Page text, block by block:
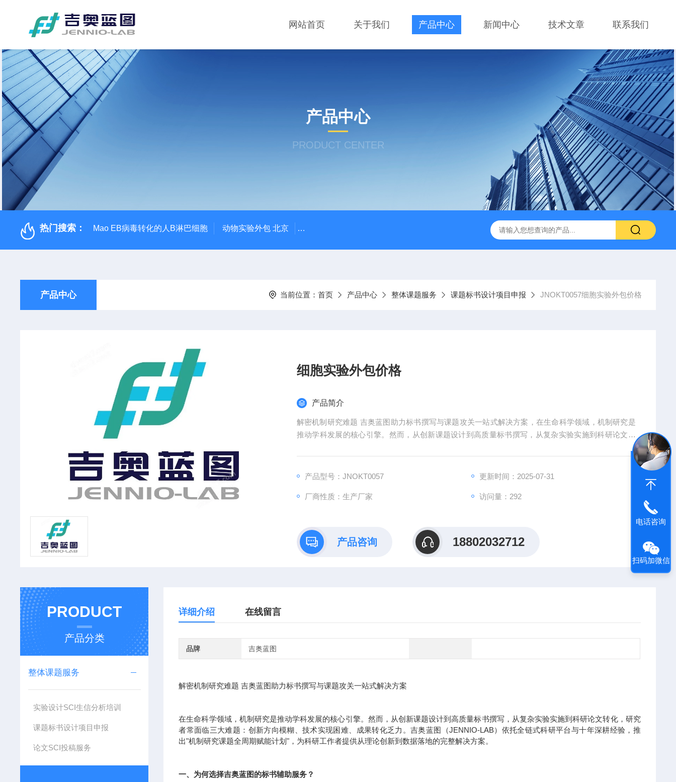
网站首页 关于我们 产品中心 新闻中心 技术文章 联系我们
产品中心
PRODUCT CENTER
热门搜索： Mao EB病毒转化的人B淋巴细胞 动物实验外包 北京 人源肿瘤细胞异种移植（CDX）小鼠模型 人源肿瘤组织异种移植（PDX）小鼠模型 流式实验外包
产品中心 当前位置： 首页 产品中心 整体课题服务 课题标书设计项目申报 JNOKT0057细胞实验外包价格
细胞实验外包价格
产品简介
解密机制研究难题 吉奥蓝图助力标书撰写与课题攻关一站式解决方案，在生命科学领域，机制研究是
推动学科发展的核心引擎。然而，从创新课题设计到高质量标书撰写，从复杂实验实施到科研论文转
化，研究者常面临三大难题：创新方向模糊、技术实现困难、成果转化乏力。吉奥蓝图（JENNIO-LA
B）依托全链式科研平台与十年深耕经验，推出"机制研究课题全周期赋能计划"，为科研工作者提供从
理论创新到数据落地的完整解决方案。
产品型号：JNOKT0057 更新时间：2025-07-31
厂商性质：生产厂家 访问量：292
产品咨询 18802032712
PRODUCT
产品分类
整体课题服务
实验设计SCI生信分析培训
课题标书设计项目申报
论文SCI投稿服务
详细介绍 在线留言
品牌 吉奥蓝图
解密机制研究难题 吉奥蓝图助力标书撰写与课题攻关一站式解决方案
在生命科学领域，机制研究是推动学科发展的核心引擎。然而，从创新课题设计到高质量标书撰写，从复杂实验实施到科研论文转化，研究
者常面临三大难题：创新方向模糊、技术实现困难、成果转化乏力。吉奥蓝图（JENNIO-LAB）依托全链式科研平台与十年深耕经验，推
出"机制研究课题全周期赋能计划"，为科研工作者提供从理论创新到数据落地的完整解决方案。
一、为何选择吉奥蓝图的标书辅助服务？
电话咨询
扫码加微信